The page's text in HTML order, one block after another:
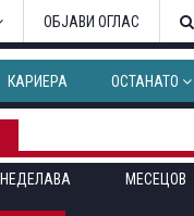
ОБЈАВИ ОГЛАС
КАРИЕРА ОСТАНАТО
НЕДЕЛАВА МЕСЕЦОВ